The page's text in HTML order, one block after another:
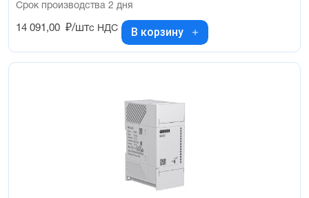
Срок производства 2 дня
14 091,00 ₽/штс НДС В корзину